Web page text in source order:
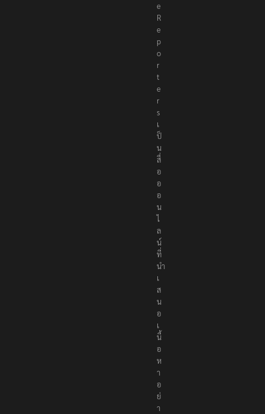
e
R
e
p
o
r
t
e
r
s
เ
ป็
น
สื่
อ
อ
อ
น
ไ
ล
น์
ที่
นำ
เ
ส
น
อ
เ
นื้
อ
ห
า
อ
ย่
า